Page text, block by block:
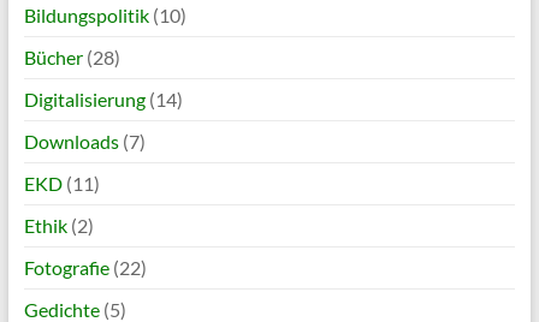
Bildungspolitik(10)
Bücher(28)
Digitalisierung(14)
Downloads(7)
EKD(11)
Ethik(2)
Fotografie(22)
Gedichte(5)